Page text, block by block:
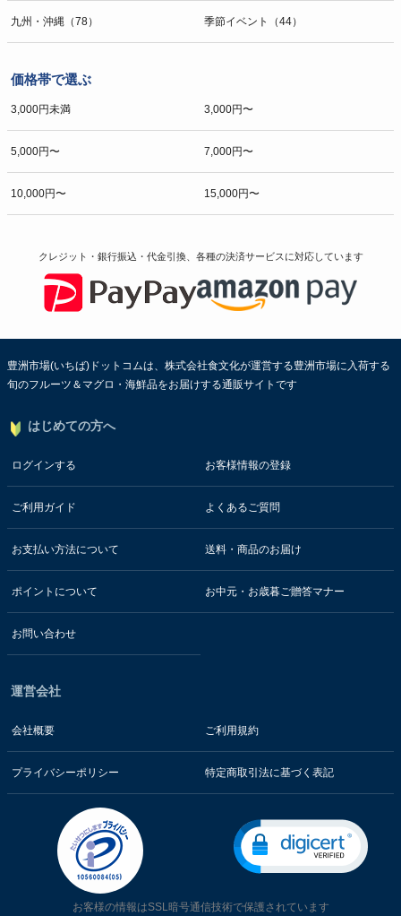
九州・沖縄（78） 季節イベント（44）
価格帯で選ぶ
3,000円未満 3,000円〜
5,000円〜 7,000円〜
10,000円〜 15,000円〜
クレジット・銀行振込・代金引換、各種の決済サービスに対応しています
豊洲市場(いちば)ドットコムは、株式会社食文化が運営する豊洲市場に入荷する
旬のフルーツ＆マグロ・海鮮品をお届けする通販サイトです
はじめての方へ
ログインする お客様情報の登録
ご利用ガイド よくあるご質問
お支払い方法について 送料・商品のお届け
ポイントについて お中元・お歳暮ご贈答マナー
お問い合わせ
運営会社
会社概要 ご利用規約
プライバシーポリシー 特定商取引法に基づく表記
お客様の情報はSSL暗号通信技術で保護されています